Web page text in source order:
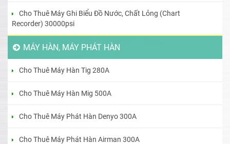
Cho Thuê Máy Ghi Biểu Đồ Nước, Chất Lỏng (Chart
Recorder) 30000psi
MÁY HÀN, MÁY PHÁT HÀN
Cho Thuê Máy Hàn Tig 280A
Cho Thuê Máy Hàn Mig 500A
Cho Thuê Máy Phát Hàn Denyo 300A
Cho Thuê Máy Phát Hàn Airman 300A